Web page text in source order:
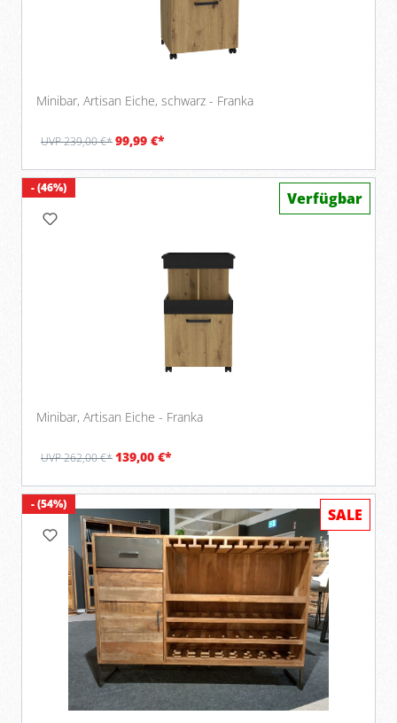
Minibar, Artisan Eiche, schwarz - Franka
UVP 239,00 €*99,99 €*
- (46%)
Minibar, Artisan Eiche - Franka
UVP 262,00 €*139,00 €*
Verfügbar
- (54%)
SALE